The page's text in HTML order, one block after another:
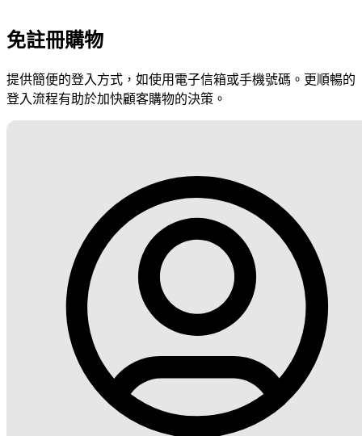
免註冊購物
提供簡便的登入方式，如使用電子信箱或手機號碼。更順暢的
登入流程有助於加快顧客購物的決策。